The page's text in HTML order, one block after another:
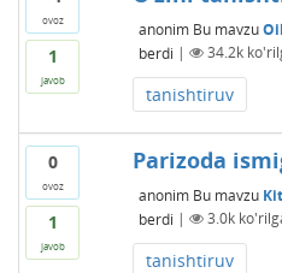
ovoz
1
javob
anonim Bu mavzu
berdi | 34.2k
tanishtiruv
0
ovoz
1
javob
Parizoda
anonim Bu mavzu
berdi | 3.0k
tanishtiruv